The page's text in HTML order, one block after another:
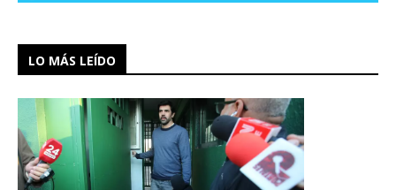
LO MÁS LEÍDO